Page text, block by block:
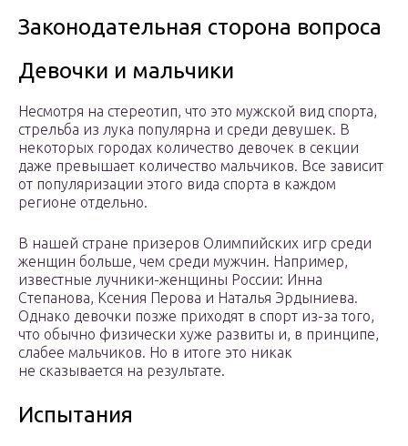
Законодательная сторона вопроса
Девочки и мальчики
Несмотря на стереотип, что это мужской вид спорта,
стрельба из лука популярна и среди девушек. В
некоторых городах количество девочек в секции
даже превышает количество мальчиков. Все зависит
от популяризации этого вида спорта в каждом
регионе отдельно.
В нашей стране призеров Олимпийских игр среди
женщин больше, чем среди мужчин. Например,
известные лучники-женщины России: Инна
Степанова, Ксения Перова и Наталья Эрдыниева.
Однако девочки позже приходят в спорт из-за того,
что обычно физически хуже развиты и, в принципе,
слабее мальчиков. Но в итоге это никак
не сказывается на результате.
Испытания